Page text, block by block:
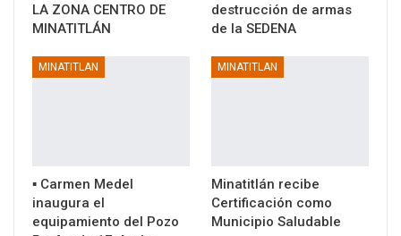
LA ZONA CENTRO DE
MINATITLÁN
destrucción de armas
de la SEDENA
MINATITLAN
▪️ Carmen Medel
inaugura el
equipamiento del Pozo
MINATITLAN
Minatitlán recibe
Certificación como
Municipio Saludable